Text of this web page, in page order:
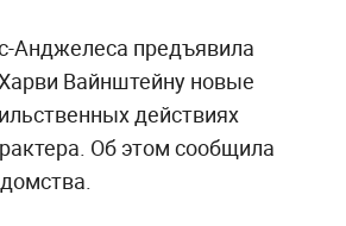
Анджелеса предъявила
Вайнштейну новые
действиях
Об этом сообщила